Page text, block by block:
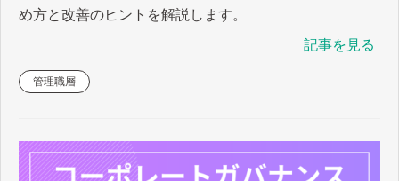
め方と改善のヒントを解説します。
記事を見る
管理職層